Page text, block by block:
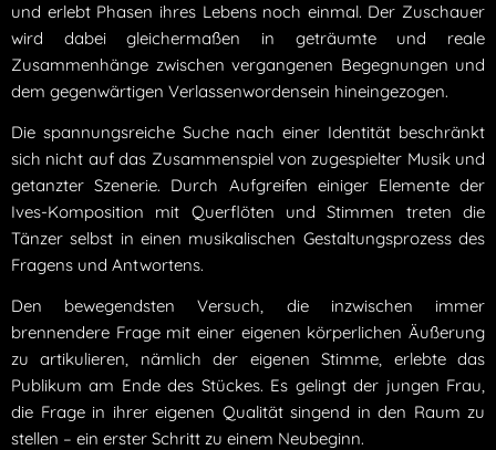
und erlebt Phasen ihres Lebens noch einmal. Der Zuschauer
wird dabei gleichermaßen in geträumte und reale
Zusammenhänge zwischen vergangenen Begegnungen und
dem gegenwärtigen Verlassenwordensein hineingezogen.
Die spannungsreiche Suche nach einer Identität beschränkt
sich nicht auf das Zusammenspiel von zugespielter Musik und
getanzter Szenerie. Durch Aufgreifen einiger Elemente der
Ives-Komposition mit Querflöten und Stimmen treten die
Tänzer selbst in einen musikalischen Gestaltungsprozess des
Fragens und Antwortens.
Den bewegendsten Versuch, die inzwischen immer
brennendere Frage mit einer eigenen körperlichen Äußerung
zu artikulieren, nämlich der eigenen Stimme, erlebte das
Publikum am Ende des Stückes. Es gelingt der jungen Frau,
die Frage in ihrer eigenen Qualität singend in den Raum zu
stellen – ein erster Schritt zu einem Neubeginn.